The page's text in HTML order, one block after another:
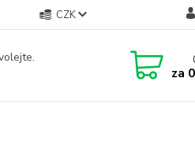
CZK
za